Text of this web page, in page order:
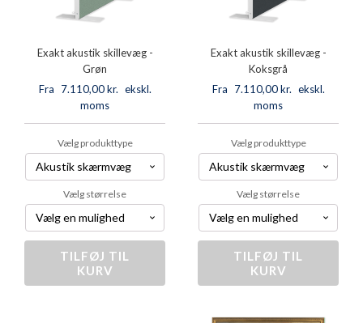
Exakt akustik skillevæg -
Grøn
Fra
7.110,00kr. ekskl.
moms
Vælg produkttype
Vælg størrelse
Exakt
akustik
skillevæg
TILFØJ TIL
KURV
Exakt akustik skillevæg -
Koksgrå
Fra
7.110,00kr. ekskl.
moms
Vælg produkttype
Vælg størrelse
Exakt
akustik
skillevæg
Koksgrå
TILFØJ TIL
KURV